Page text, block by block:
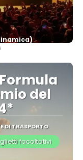
più
del
DI TRASPORTO
facoltativi